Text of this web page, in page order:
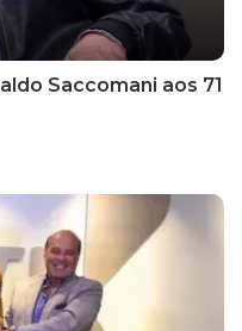
Saccomani aos 71